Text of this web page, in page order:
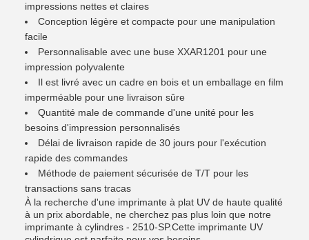
impressions nettes et claires
Conception légère et compacte pour une manipulation
facile
Personnalisable avec une buse XXAR1201 pour une
impression polyvalente
Il est livré avec un cadre en bois et un emballage en film
imperméable pour une livraison sûre
Quantité male de commande d'une unité pour les
besoins d'impression personnalisés
Délai de livraison rapide de 30 jours pour l'exécution
rapide des commandes
Méthode de paiement sécurisée de T/T pour les
transactions sans tracas
À la recherche d'une imprimante à plat UV de haute qualité
à un prix abordable, ne cherchez pas plus loin que notre
imprimante à cylindres - 2510-SP.Cette imprimante UV